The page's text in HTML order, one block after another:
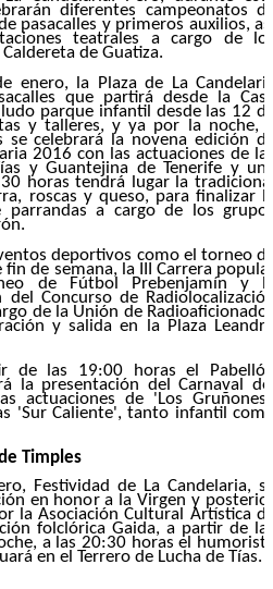
diferentes campeonatos
pasacalles y primeros auxilios,
teatrales a cargo de
de Guatiza.
enero, la Plaza de La
que partirá desde la
parque infantil desde las 12
y talleres, y ya por la noche,
celebrará la novena edición
2016 con las actuaciones de
y Guantejina de Tenerife y
horas tendrá lugar la
roscas y queso, para finalizar
a cargo de los
deportivos como el torneo
de semana, la III Carrera
de Fútbol Prebenjamín y
Concurso de
de la Unión de
y salida en la Plaza
de las 19:00 horas el
la presentación del Carnaval
actuaciones de 'Los
'Sur Caliente', tanto infantil
Timples
Festividad de La Candelaria,
en honor a la Virgen y
la Asociación Cultural Artística
folclórica Gaida, a partir de
a las 20:30 horas el
en el Terrero de Lucha de Tías.